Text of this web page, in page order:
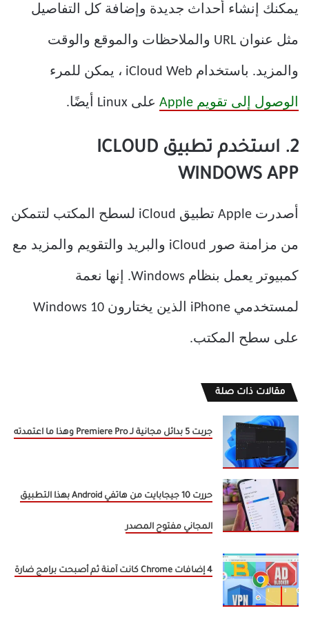
يمكنك إنشاء أحداث جديدة وإضافة كل التفاصيل
مثل عنوان URL والملاحظات والموقع والوقت
والمزيد. باستخدام iCloud Web ، يمكن للمرء
الوصول إلى تقويم Apple على Linux أيضًا.
2. استخدم تطبيق ICLOUD
WINDOWS APP
أصدرت Apple تطبيق iCloud لسطح المكتب لتتمكن
من مزامنة صور iCloud والبريد والتقويم والمزيد مع
كمبيوتر يعمل بنظام Windows. إنها نعمة
لمستخدمي iPhone الذين يختارون Windows 10
على سطح المكتب.
مقالات ذات صلة
جربت 5 بدائل مجانية لـ Premiere Pro وهذا ما اعتمدته
حررت 10 جيجابايت من هاتفي Android بهذا التطبيق
المجاني مفتوح المصدر
4 إضافات Chrome كانت آمنة ثم أصبحت برامج ضارة